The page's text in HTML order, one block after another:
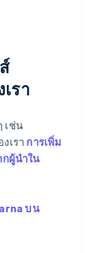
รา
เช่น
เรา การเพิ่ม
ผู้นำใน
บน